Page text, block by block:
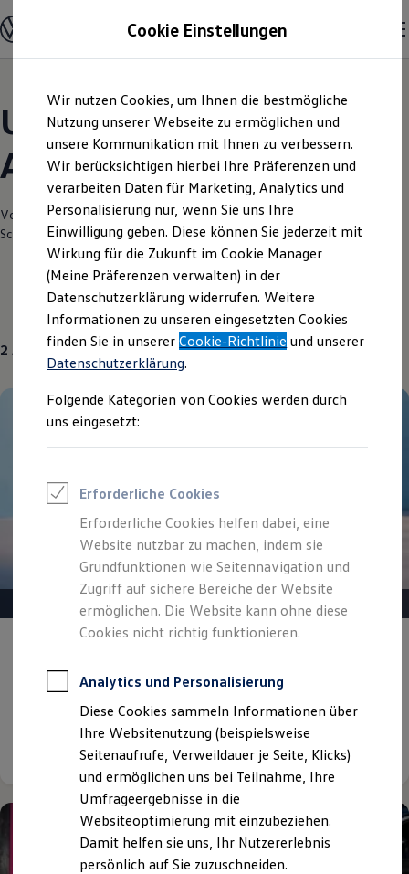
Hauptinhalt
springen
Footer
springen
Modelle und Konfigurator
Konfigurator
Modelle vergleichen
Elektroautos
ENERGY Sondermodelle
Nutzfahrzeuge
SUV und CUV
Familienautos
Kombis
Kompaktwagen
Sportwagen
Schnell verfügbare Fahrzeuge
Angebote und Produkte
Aktuelle Angebote
E-Auto-Förderung
Volkswagen Marktplatz
Die ENERGY Sondermodelle
Junge Gebrauchtwagen und Gebrauchtwagen
Volkswagen Zertifizierte Gebrauchtwagen
Elektromobilität bei Gebrauchtwagen
Saisonangebote
Reifenpakete
Leasing
Leasing-Angebote
Elektroauto Leasing
Kleinwagen-Leasing
Leasing ohne Anzahlung
Finanzierung
Autokredit mit Schlussrate
Versicherungen und Garantien
Kfz-Versicherung
Restschuldversicherungen
Garantien
Professional Class bei Volkswagen
Behörden
Direktkunden
Sonderfahrzeuge
Anpfiff zum Gewinn
Elektromobilität
Elektroautos
ID. Tutorials
Elektrofahrzeugkonzepte
ID. EVERY1
Reichweite
Unsere aktuellen
Angebote und mehr
Verantwortlich für die Inhalte auf dieser Seite ist die Autohaus Neustadt
Schmidt + Koch GmbH (Impressum & Rechtliches)
2 Angebote
Gepflegt, geprüft und für gut befunden.
Volkswagen Zertifizierte
Gebrauchtwagen.
Details ansehen
Cookie Einstellungen
Wir nutzen Cookies, um Ihnen die bestmögliche
Nutzung unserer Webseite zu ermöglichen und
unsere Kommunikation mit Ihnen zu verbessern.
Wir berücksichtigen hierbei Ihre Präferenzen und
verarbeiten Daten für Marketing, Analytics und
Personalisierung nur, wenn Sie uns Ihre
Einwilligung geben. Diese können Sie jederzeit mit
Wirkung für die Zukunft im Cookie Manager
(Meine Präferenzen verwalten) in der
Datenschutzerklärung widerrufen. Weitere
Informationen zu unseren eingesetzten Cookies
finden Sie in unsererCookie-Richtlinie und unserer
Datenschutzerklärung.
Folgende Kategorien von Cookies werden durch
uns eingesetzt:
Erforderliche Cookies
Erforderliche Cookies helfen dabei, eine
Website nutzbar zu machen, indem sie
Grundfunktionen wie Seitennavigation und
Zugriff auf sichere Bereiche der Website
ermöglichen. Die Website kann ohne diese
Cookies nicht richtig funktionieren.
Analytics und Personalisierung
Diese Cookies sammeln Informationen über
Ihre Websitenutzung (beispielsweise
Seitenaufrufe, Verweildauer je Seite, Klicks)
und ermöglichen uns bei Teilnahme, Ihre
Umfrageergebnisse in die
Websiteoptimierung mit einzubeziehen.
Damit helfen sie uns, Ihr Nutzererlebnis
persönlich auf Sie zuzuschneiden.